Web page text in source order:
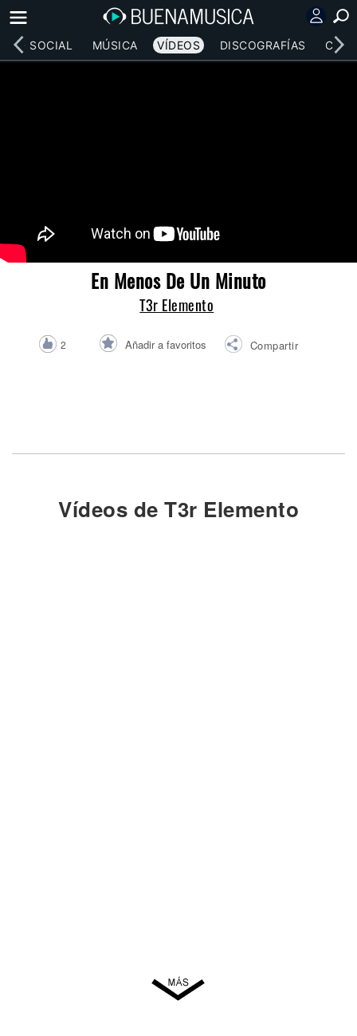
RED SOCIAL MÚSICA VÍDEOS DISCOGRAFÍAS
En Menos De Un Minuto
T3r Elemento
2 Añadir a favoritos Compartir
Vídeos de T3r Elemento